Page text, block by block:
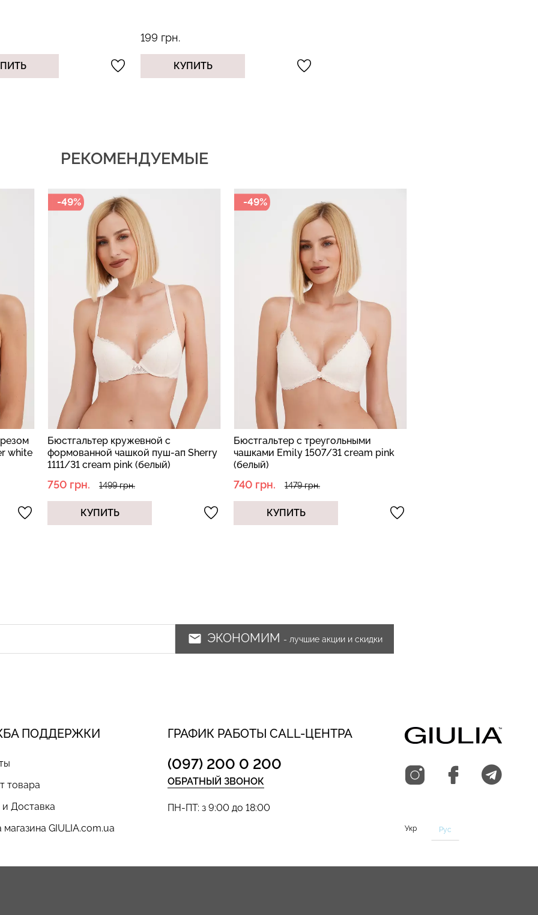
199 грн.
КУПИТЬ
РЕКОМЕНДУЕМЫЕ
white
-49%
Бюстгальтер кружевной с
формованной чашкой пуш-ап Sherry
1111/31 cream pink (белый)
750 грн. 1499 грн.
КУПИТЬ
-49%
Бюстгальтер с треугольными
чашками Emily 1507/31 cream pink
(белый)
740 грн. 1479 грн.
КУПИТЬ
ЭКОНОМИМ - лучшие акции и скидки
ПОДДЕРЖКИ
товара
Доставка
GIULIA.com.ua
ГРАФИК РАБОТЫ CALL-ЦЕНТРА
(097) 200 0 200
ОБРАТНЫЙ ЗВОНОК
ПН-ПТ: з 9:00 до 18:00
Укр Рус